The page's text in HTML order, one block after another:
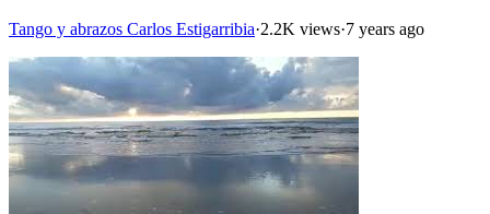
Tango y abrazos Carlos Estigarribia·2.2K views·7 years ago